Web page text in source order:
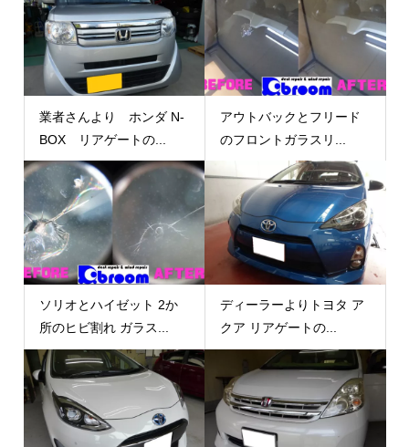
業者さんより ホンダ N-
BOX リアゲートの...
アウトバックとフリード
のフロントガラスリ...
ソリオとハイゼット 2か
所のヒビ割れ ガラス...
ディーラーよりトヨタ ア
クア リアゲートの...